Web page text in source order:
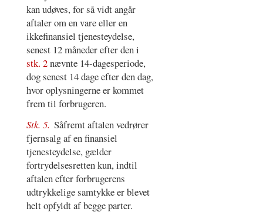
kan udøves, for så vidt angår
aftaler om en vare eller en
ikkefinansiel tjenesteydelse,
senest 12 måneder efter den i
stk. 2nævnte 14-dagesperiode,
dog senest 14 dage efter den dag,
hvor oplysningerne er kommet
frem til forbrugeren.
Stk. 5. Såfremt aftalen vedrører
fjernsalg af en finansiel
tjenesteydelse, gælder
fortrydelsesretten kun, indtil
aftalen efter forbrugerens
udtrykkelige samtykke er blevet
helt opfyldt af begge parter.